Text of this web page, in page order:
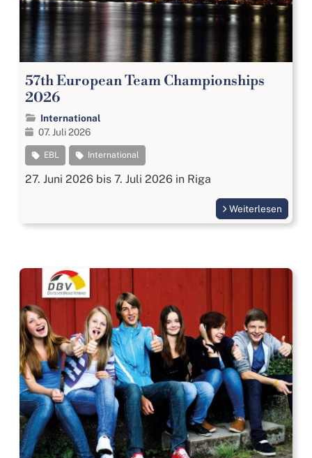
57th European Team Championships
2026
International
07. Juli 2026
EBL International
27. Juni 2026 bis 7. Juli 2026 in Riga
Weiterlesen